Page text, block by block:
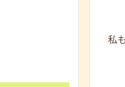
私